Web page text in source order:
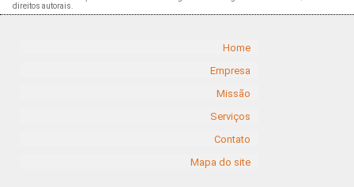
direitos autorais.
Home
Empresa
Missão
Serviços
Contato
Mapa do site